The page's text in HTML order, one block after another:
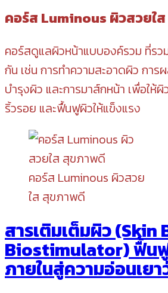
คอร์ส Luminous ผิวสวยใ
คอร์สดูแลผิวหน้าแบบองค์รวม ที่รว
กัน เช่น การทำความสะอาดผิว การ
บำรุงผิว และการมาส์กหน้า เพื่อให้
ริ้วรอย และฟื้นฟูผิวให้แข็งแรง
คอร์ส Luminous ผิวสวย
ใส สุขภาพดี
สารเติมเต็มผิว
Biostimulator) ฟื้น
ภายในสู่ความอ่อนเย